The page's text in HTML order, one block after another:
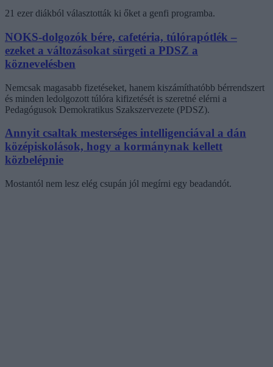
21 ezer diákból választották ki őket a genfi programba.
NOKS-dolgozók bére, cafetéria, túlórapótlék –
ezeket a változásokat sürgeti a PDSZ a
köznevelésben
Nemcsak magasabb fizetéseket, hanem kiszámíthatóbb bérrendszert
és minden ledolgozott túlóra kifizetését is szeretné elérni a
Pedagógusok Demokratikus Szakszervezete (PDSZ).
Annyit csaltak mesterséges intelligenciával a dán
középiskolások, hogy a kormánynak kellett
közbelépnie
Mostantól nem lesz elég csupán jól megírni egy beadandót.